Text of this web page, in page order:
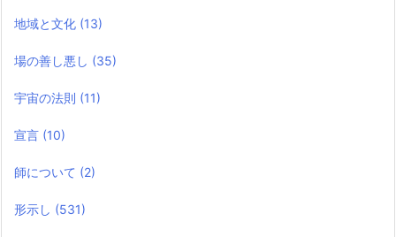
地域と文化 (13)
場の善し悪し (35)
宇宙の法則 (11)
宣言 (10)
師について (2)
形示し (531)